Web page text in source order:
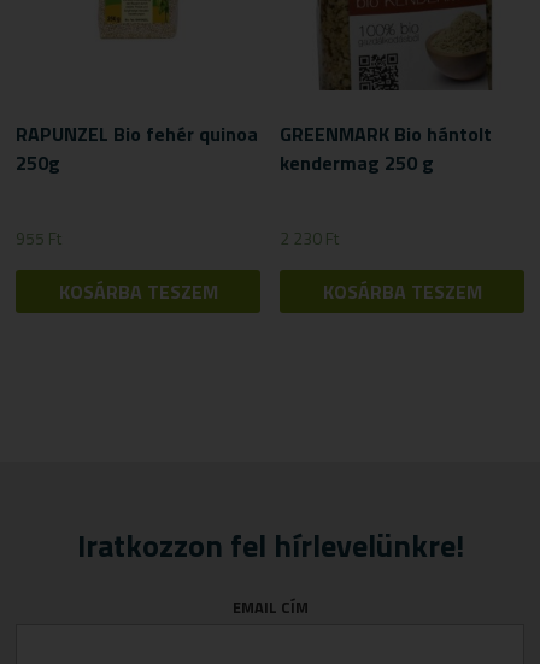
RAPUNZEL Bio fehér quinoa
250g
955 Ft
KOSÁRBA TESZEM
GREENMARK Bio hántolt
kendermag 250 g
2 230Ft
KOSÁRBA TESZEM
Iratkozzon fel hírlevelünkre!
EMAIL CÍM